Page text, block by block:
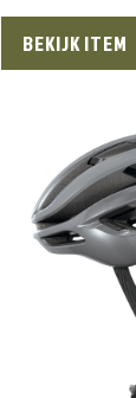
BEKIJK ITEM